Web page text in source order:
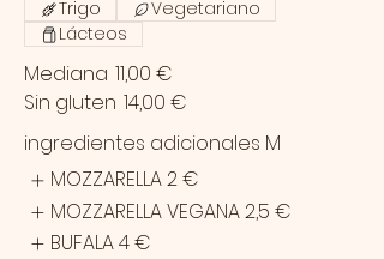
Mediana 11,00 €
Sin gluten 14,00 €
Trigo
Vegetariano
Lácteos
ingredientes adicionales M
MOZZARELLA2 €
MOZZARELLA VEGANA2,5 €
BUFALA4 €